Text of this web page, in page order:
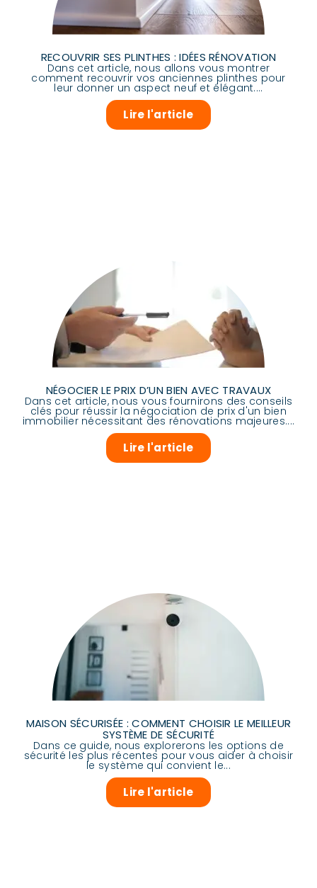
RECOUVRIR SES PLINTHES : IDÉES RÉNOVATION
Dans cet article, nous allons vous montrer
comment recouvrir vos anciennes plinthes pour
leur donner un aspect neuf et élégant....
Lire l'article
NÉGOCIER LE PRIX D’UN BIEN AVEC TRAVAUX
Dans cet article, nous vous fournirons des conseils
clés pour réussir la négociation de prix d'un bien
immobilier nécessitant des rénovations majeures....
Lire l'article
MAISON SÉCURISÉE : COMMENT CHOISIR LE MEILLEUR
SYSTÈME DE SÉCURITÉ
Dans ce guide, nous explorerons les options de
sécurité les plus récentes pour vous aider à choisir
le système qui convient le...
Lire l'article